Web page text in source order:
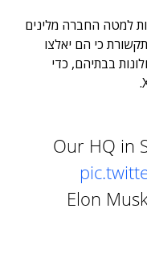
למטה החברה מלינים
כי הם יאלצו
בבתיהם, כדי
Our HQ in